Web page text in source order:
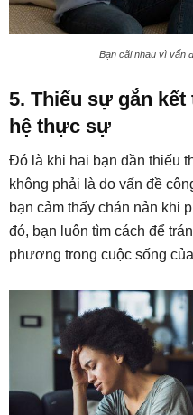
Bạn cãi nhau vì vấn
5. Thiếu sự gắn
hệ thực sự
Đó là khi hai bạn dần thiếu
không phải là do vấn đề
bạn cảm thấy chán nản khi
đó, bạn luôn tìm cách để
phương trong cuộc sống